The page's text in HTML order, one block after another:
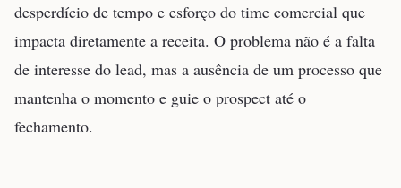
desperdício de tempo e esforço do time comercial que
impacta diretamente a receita. O problema não é a falta
de interesse do lead, mas a ausência de um processo que
mantenha o momento e guie o prospect até o
fechamento.